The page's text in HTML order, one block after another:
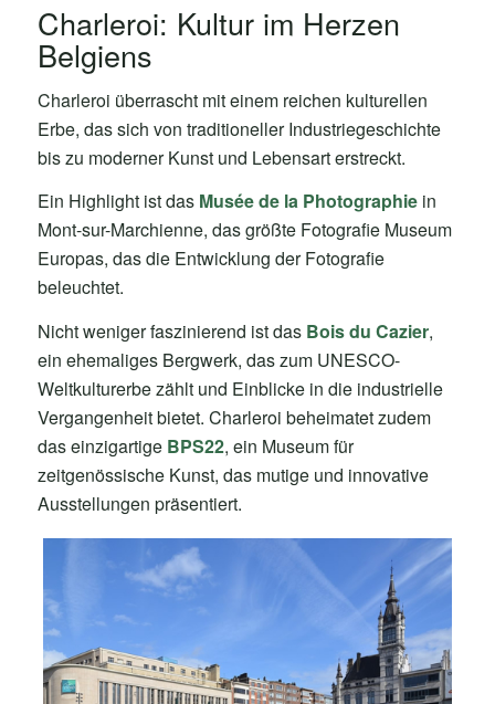
Charleroi: Kultur im Herzen
Belgiens
Charleroi überrascht mit einem reichen kulturellen
Erbe, das sich von traditioneller Industriegeschichte
bis zu moderner Kunst und Lebensart erstreckt.
Ein Highlight ist das Musée de la Photographiein
Mont-sur-Marchienne, das größte Fotografie Museum
Europas, das die Entwicklung der Fotografie
beleuchtet.
Nicht weniger faszinierend ist das Bois du Cazier,
ein ehemaliges Bergwerk, das zum UNESCO-
Weltkulturerbe zählt und Einblicke in die industrielle
Vergangenheit bietet. Charleroi beheimatet zudem
das einzigartige BPS22, ein Museum für
zeitgenössische Kunst, das mutige und innovative
Ausstellungen präsentiert.